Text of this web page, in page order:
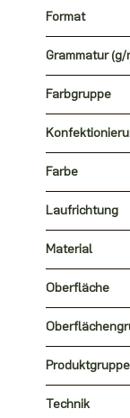
Format
Grammatur (g/
Farbgruppe
Farbe
Laufrichtung
Material
Oberfläche
Produktgruppe
Technik